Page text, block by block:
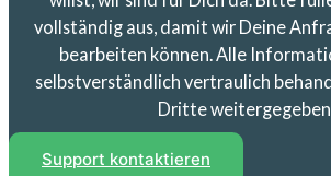
vollständig aus, damit wir Deine
bearbeiten können. Alle
selbstverständlich vertraulich
Dritte weitergegeben.
Support kontaktieren